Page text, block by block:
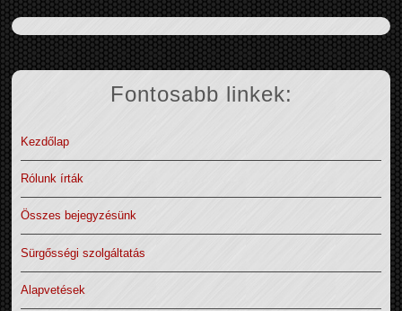
Fontosabb linkek:
Kezdőlap
Rólunk írták
Összes bejegyzésünk
Sürgősségi szolgáltatás
Alapvetések